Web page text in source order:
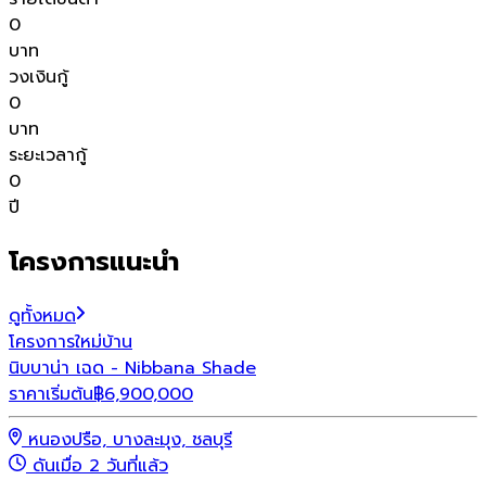
0
บาท
วงเงินกู้
0
บาท
ระยะเวลากู้
0
ปี
โครงการแนะนำ
ดูทั้งหมด
โครงการใหม่บ้าน
นิบบาน่า เฉด - Nibbana Shade
ราคาเริ่มต้น฿6,900,000
หนองปรือ, บางละมุง, ชลบุรี
ดันเมื่อ 2 วันที่แล้ว